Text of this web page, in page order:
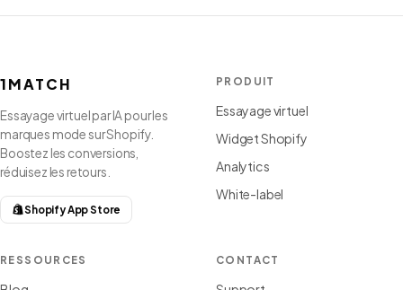
1MATCH
Essayage virtuel par IA pour les
marques mode sur Shopify.
Boostez les conversions,
réduisez les retours.
Shopify App Store
PRODUIT
Essayage virtuel
Widget Shopify
Analytics
White-label
RESSOURCES CONTACT